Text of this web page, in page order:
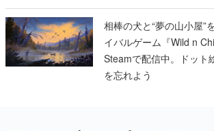
Steamで配信中。ドット
を忘れよう
カテゴリーピックアップ